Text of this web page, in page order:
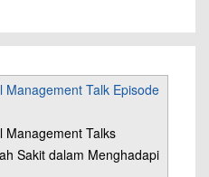
Management Talk Episode
Management Talks
Sakit dalam Menghadapi